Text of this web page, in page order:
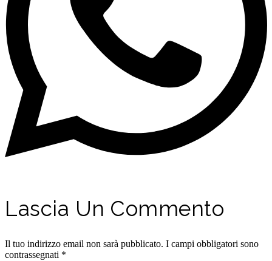
Lascia Un Commento
Il tuo indirizzo email non sarà pubblicato. I campi obbligatori sono
contrassegnati *